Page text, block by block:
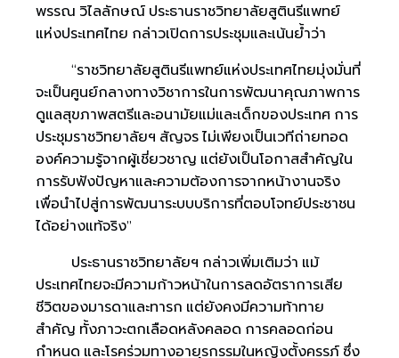
พรรณ วิไลลักษณ์ ประธานราชวิทยาลัยสูตินรีแพทย์
แห่งประเทศไทย กล่าวเปิดการประชุมและเน้นย้ำว่า
“ราชวิทยาลัยสูตินรีแพทย์แห่งประเทศไทยมุ่งมั่นที่
จะเป็นศูนย์กลางทางวิชาการในการพัฒนาคุณภาพการ
ดูแลสุขภาพสตรีและอนามัยแม่และเด็กของประเทศ การ
ประชุมราชวิทยาลัยฯ สัญจร ไม่เพียงเป็นเวทีถ่ายทอด
องค์ความรู้จากผู้เชี่ยวชาญ แต่ยังเป็นโอกาสสำคัญใน
การรับฟังปัญหาและความต้องการจากหน้างานจริง
เพื่อนำไปสู่การพัฒนาระบบบริการที่ตอบโจทย์ประชาชน
ได้อย่างแท้จริง”
ประธานราชวิทยาลัยฯ กล่าวเพิ่มเติมว่า แม้
ประเทศไทยจะมีความก้าวหน้าในการลดอัตราการเสีย
ชีวิตของมารดาและทารก แต่ยังคงมีความท้าทาย
สำคัญ ทั้งภาวะตกเลือดหลังคลอด การคลอดก่อน
กำหนด และโรคร่วมทางอายุรกรรมในหญิงตั้งครรภ์ ซึ่ง